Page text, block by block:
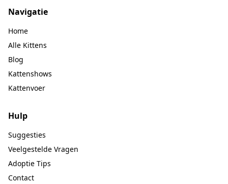
Navigatie
Home
Alle Kittens
Blog
Kattenshows
Kattenvoer
Hulp
Suggesties
Veelgestelde Vragen
Adoptie Tips
Contact